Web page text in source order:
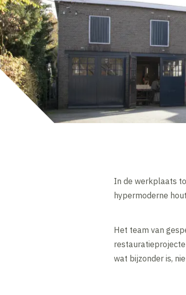
In de werkplaats
hypermoderne
Het team van
wat bijzonder is,